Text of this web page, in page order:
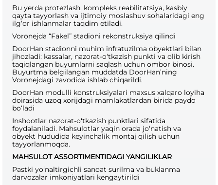
Bu yerda protezlash, kompleks reabilitatsiya, kasbiy
qayta tayyorlash va ijtimoiy moslashuv sohalaridagi eng
ilg‘or ishlanmalar taqdim etiladi.
Voronejda “Fakel” stadioni rekonstruksiya qilindi
DoorHan stadionni muhim infratuzilma obyektlari bilan
jihozladi: kassalar, nazorat-o‘tkazish punkti va olib kirish
taqiqlangan buyumlarni saqlash uchun ombor binosi.
Buyurtma belgilangan muddatda DoorHan’ning
Voronejdagi zavodida ishlab chiqarildi.
DoorHan modulli konstruksiyalari maxsus xalqaro loyiha
doirasida uzoq xorijdagi mamlakatlardan birida paydo
bo‘ladi
Inshootlar nazorat-o‘tkazish punktlari sifatida
foydalaniladi. Mahsulotlar yaqin orada jo‘natish va
obyekt hududida keyinchalik montaj qilish uchun
tayyorlanmoqda.
MAHSULOT ASSORTIMENTIDAGI YANGILIKLAR
Pastki yo‘naltirgichli sanoat surilma va buklanma
darvozalar imkoniyatlari kengaytirildi